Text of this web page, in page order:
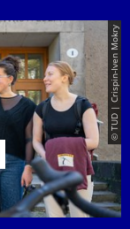
© TUD | Crispin-Iven Mokry